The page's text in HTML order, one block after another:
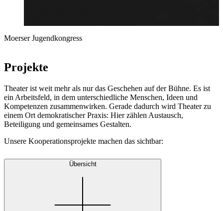
Moerser Jugendkongress
Projekte
Theater ist weit mehr als nur das Geschehen auf der Bühne. Es ist
ein Arbeitsfeld, in dem unterschiedliche Menschen, Ideen und
Kompetenzen zusammenwirken. Gerade dadurch wird Theater zu
einem Ort demokratischer Praxis: Hier zählen Austausch,
Beteiligung und gemeinsames Gestalten.
Unsere Kooperationsprojekte machen das sichtbar:
Übersicht